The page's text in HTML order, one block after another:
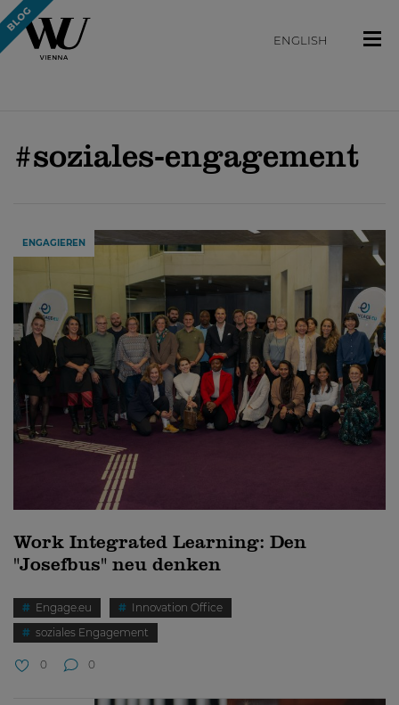
ENGLISH
#soziales-engagement
ENGAGIEREN
Work Integrated Learning: Den
"Josefbus" neu denken
Engage.eu
Innovation Office
soziales Engagement
0 0